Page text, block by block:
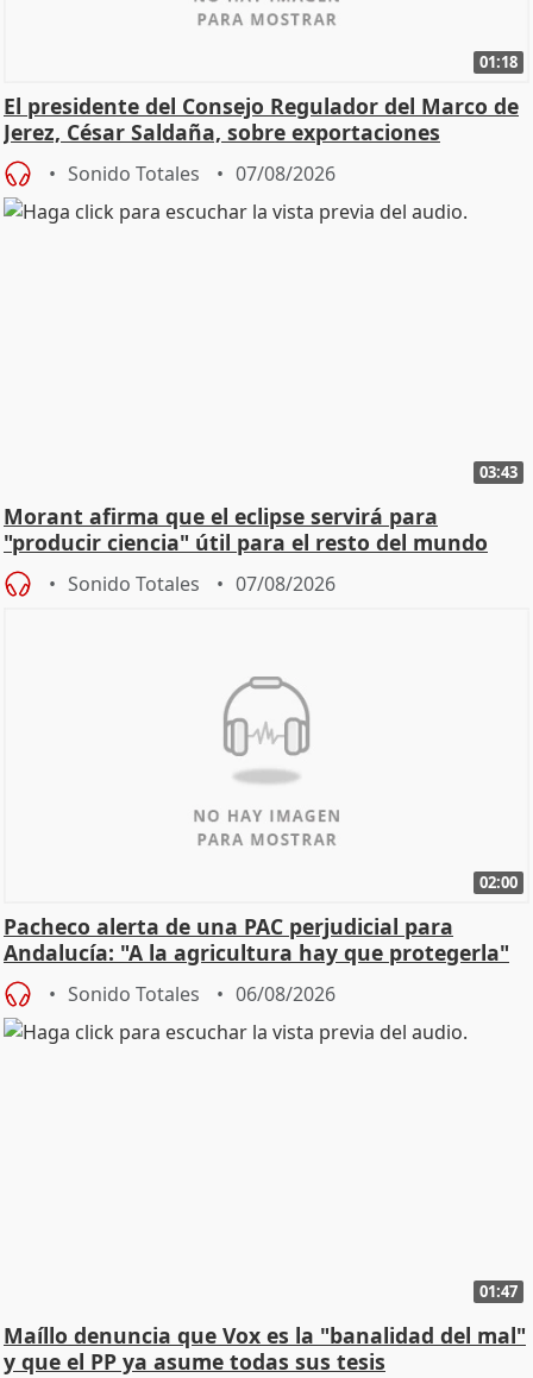
01:18
El presidente del Consejo Regulador del Marco de
Jerez, César Saldaña, sobre exportaciones
Sonido Totales 07/08/2026
03:43
Morant afirma que el eclipse servirá para
"producir ciencia" útil para el resto del mundo
Sonido Totales 07/08/2026
02:00
Pacheco alerta de una PAC perjudicial para
Andalucía: "A la agricultura hay que protegerla"
Sonido Totales 06/08/2026
01:47
Maíllo denuncia que Vox es la "banalidad del mal"
y que el PP ya asume todas sus tesis